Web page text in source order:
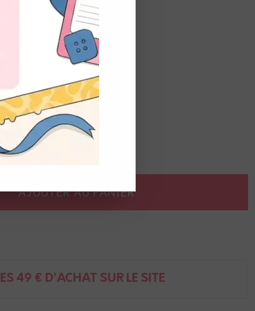
AJOUTER AU PANIER
49 € D'ACHAT SUR LE SITE